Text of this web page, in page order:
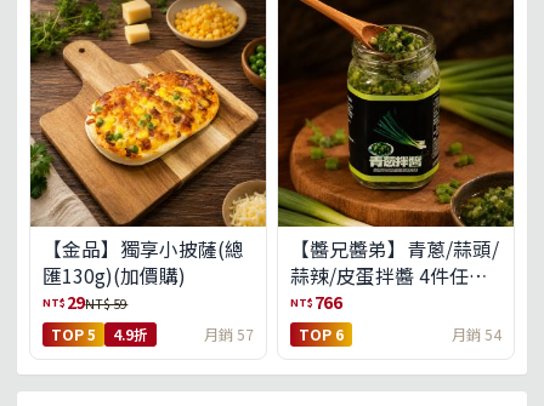
【金品】獨享小披薩(總
匯130g)(加價購)
NT$ 29NT$ 59
TOP 5 4.9折 月銷 57
【醬兄醬弟】青蔥/蒜頭/
蒜辣/皮蛋拌醬 4件任選
(免運組)
NT$ 766
TOP 6 月銷 54